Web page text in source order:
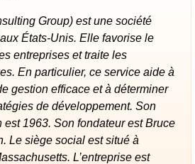
Group) est une société
États-Unis. Elle favorise le
entreprises et traite les
En particulier, ce service aide à
gestion efficace et à déterminer
de développement. Son
est 1963. Son fondateur est Bruce
Le siège social est situé à
L’entreprise est